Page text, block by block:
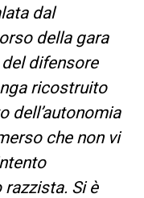
dal
della gara
difensore
ricostruito
dell’autonomia
che non vi
Si è